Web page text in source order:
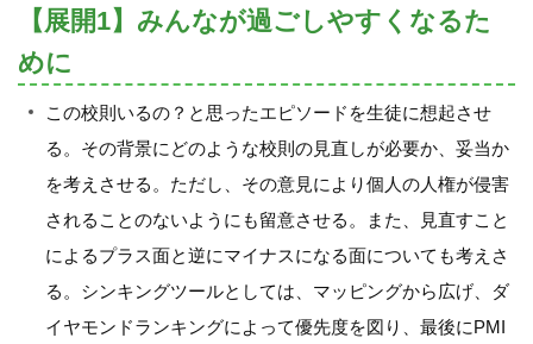
【展開1】みんなが過ごしやすくなるた
めに
この校則いるの？と思ったエピソードを生徒に想起させ
る。その背景にどのような校則の見直しが必要か、妥当か
を考えさせる。ただし、その意見により個人の人権が侵害
されることのないようにも留意させる。また、見直すこと
によるプラス面と逆にマイナスになる面についても考えさ
る。シンキングツールとしては、マッピングから広げ、ダ
イヤモンドランキングによって優先度を図り、最後にPMI